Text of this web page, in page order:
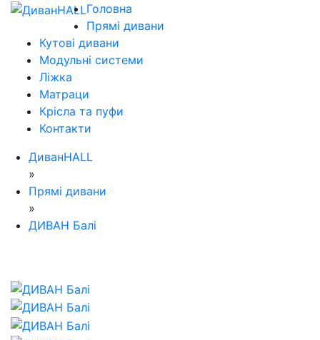
Головна
Прямі дивани
Кутові дивани
Модульні системи
Ліжка
Матраци
Крісла та пуфи
Контакти
ДиванHALL
»
Прямі дивани
»
ДИВАН Балі